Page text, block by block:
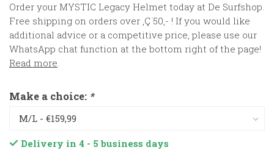
Order your MYSTIC Legacy Helmet today at De Surfshop.
Free shipping on orders over ‚Ç¨50,- ! If you would like
additional advice or a competitive price, please use our
WhatsApp chat function at the bottom right of the page!
Read more.
Make a choice: *
Delivery in 4 - 5 business days